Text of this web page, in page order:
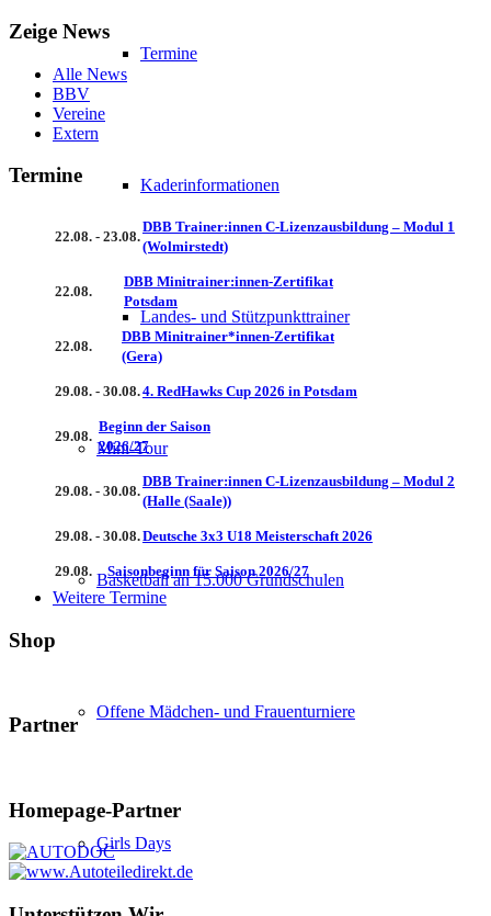
Termine
Kaderinformationen
Landes- und Stützpunkttrainer
Mini-Tour
Basketball an 15.000 Grundschulen
Offene Mädchen- und Frauenturniere
Girls Days
Zeige News
Alle News
BBV
Vereine
Extern
Termine
22.08. - 23.08.
DBB Trainer:innen C-Lizenzausbildung – Modul 1
(Wolmirstedt)
22.08.
DBB Minitrainer:innen-Zertifikat
Potsdam
22.08.
DBB Minitrainer*innen-Zertifikat
(Gera)
29.08. - 30.08.4. RedHawks Cup 2026 in Potsdam
29.08.
Beginn der Saison
2026/27
29.08. - 30.08.
DBB Trainer:innen C-Lizenzausbildung – Modul 2
(Halle (Saale))
29.08. - 30.08.Deutsche 3x3 U18 Meisterschaft 2026
29.08. Saisonbeginn für Saison 2026/27
Weitere Termine
Shop
Partner
Homepage-Partner